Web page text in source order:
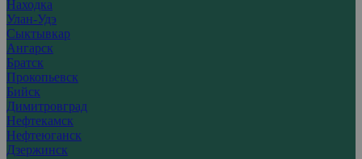
Находка
Улан-Удэ
Сыктывкар
Ангарск
Братск
Прокопьевск
Бийск
Димитровград
Нефтекамск
Нефтеюганск
Дзержинск